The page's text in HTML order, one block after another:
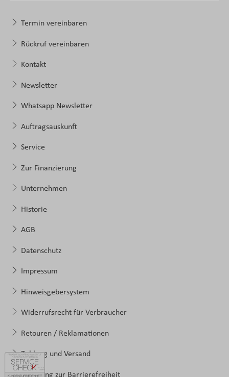
Termin vereinbaren
Rückruf vereinbaren
Kontakt
Newsletter
Whatsapp Newsletter
Auftragsauskunft
Service
Zur Finanzierung
Unternehmen
Historie
AGB
Datenschutz
Impressum
Hinweisgebersystem
Widerrufsrecht für Verbraucher
Retouren / Reklamationen
Zahlung und Versand
Erklärung zur Barrierefreiheit